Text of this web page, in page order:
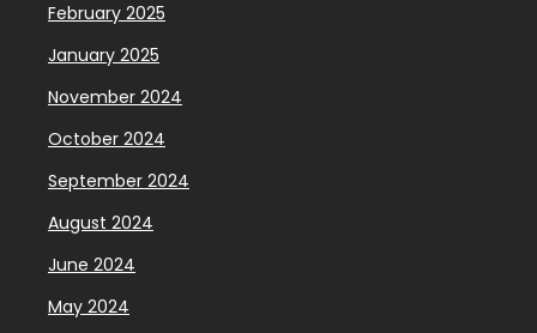
February 2025
January 2025
November 2024
October 2024
September 2024
August 2024
June 2024
May 2024